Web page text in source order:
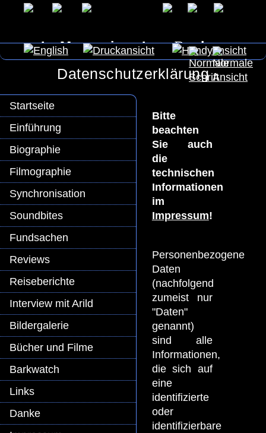
In Memoriam Lex Barker
Datenschutzerklärung
Startseite
Einführung
Biographie
Filmographie
Synchronisation
Soundbites
Fundsachen
Reviews
Reiseberichte
Interview mit Arild
Bildergalerie
Bücher und Filme
Barkwatch
Links
Danke
Bitte
beachten
Sie auch
die
technischen
Informationen
im
Impressum!
Personenbezogene
Daten
(nachfolgend
zumeist nur
"Daten"
genannt)
sind alle
Informationen,
die sich auf
eine
identifizierte
oder
identifizierbare